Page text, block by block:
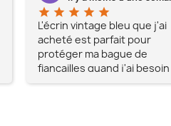
star star star star star
L'écrin vintage bleu que j'ai
acheté est parfait pour
protéger ma bague de
fiançailles quand j'ai besoin